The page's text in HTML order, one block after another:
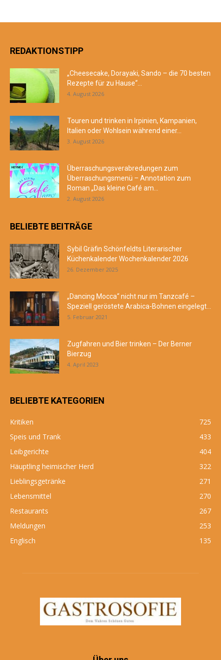
REDAKTIONSTIPP
„Cheesecake, Dorayaki, Sando – die 70 besten
Rezepte für zu Hause“...
4. August 2026
Touren und trinken in Irpinien, Kampanien,
Italien oder Wohlsein während einer...
3. August 2026
Überraschungsverabredungen zum
Überraschungsmenü – Annotation zum
Roman „Das kleine Café am...
2. August 2026
BELIEBTE BEITRÄGE
Sybil Gräfin Schönfeldts Literarischer
Küchenkalender Wochenkalender 2026
26. Dezember 2025
„Dancing Mocca“ nicht nur im Tanzcafé –
Speziell geröstete Arabica-Bohnen eingelegt...
5. Februar 2021
Zugfahren und Bier trinken – Der Berner
Bierzug
4. April 2023
BELIEBTE KATEGORIEN
Kritiken
725
Speis und Trank
433
Leibgerichte
404
Häuptling heimischer Herd
322
Lieblingsgetränke
271
Lebensmittel
270
Restaurants
267
Meldungen
253
Englisch
135